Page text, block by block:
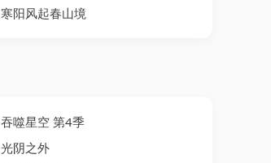
寒阳风起春山境
吞噬星空 第4季
光阴之外